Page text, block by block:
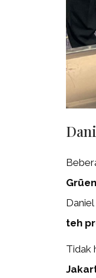
teh
Tidak